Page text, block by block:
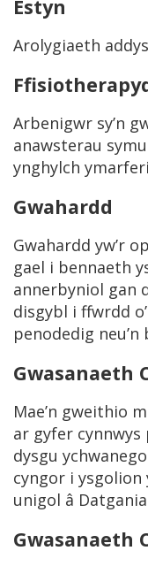
Estyn
Arolygiaeth
Arbenigwr sy’n
anawsterau
ynghylch
Gwahardd
Gwahardd yw’r
gael i bennaeth
annerbyniol gan
disgybl i ffwrdd
penodedig neu’n
Gwasanaeth
Mae’n gweithio
ar gyfer
dysgu
cyngor i ysgolion
unigol â
Gwasanaeth